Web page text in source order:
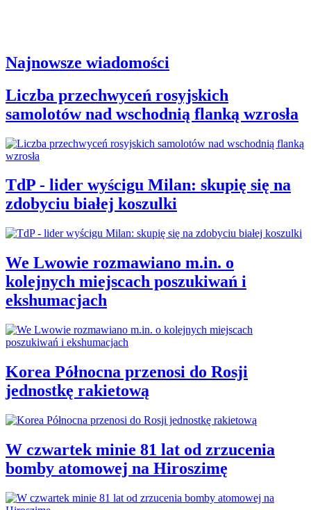
Najnowsze wiadomości
Liczba przechwyceń rosyjskich
samolotów nad wschodnią flanką wzrosła
TdP - lider wyścigu Milan: skupię się na
zdobyciu białej koszulki
We Lwowie rozmawiano m.in. o
kolejnych miejscach poszukiwań i
ekshumacjach
Korea Północna przenosi do Rosji
jednostkę rakietową
W czwartek minie 81 lat od zrzucenia
bomby atomowej na Hiroszimę